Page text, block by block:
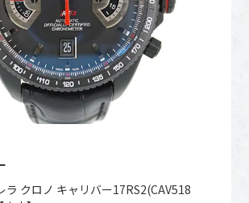
ラ クロノ キャリバー17RS2(CAV518